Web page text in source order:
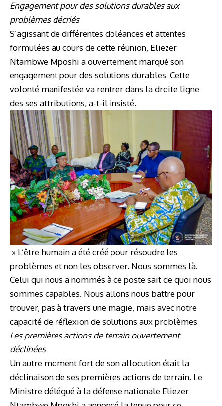
Engagement pour des solutions durables aux
problèmes décriés
S’agissant de différentes doléances et attentes
formulées au cours de cette réunion, Eliezer
Ntambwe Mposhi a ouvertement marqué son
engagement pour des solutions durables. Cette
volonté manifestée va rentrer dans la droite ligne
des ses attributions, a-t-il insisté.
» L’être humain a été créé pour résoudre les
problèmes et non les observer. Nous sommes là.
Celui qui nous a nommés à ce poste sait de quoi nous
sommes capables. Nous allons nous battre pour
trouver, pas à travers une magie, mais avec notre
capacité de réflexion de solutions aux problèmes
Les premières actions de terrain ouvertement
déclinées
Un autre moment fort de son allocution était la
déclinaison de ses premières actions de terrain. Le
Ministre délégué à la défense nationale Eliezer